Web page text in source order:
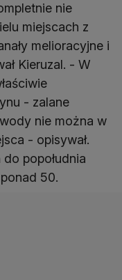
nie
miejscach z
melioracyjne i
Kieruzal. - W
- zalane
nie można w
- opisywał.
popołudnia
50.